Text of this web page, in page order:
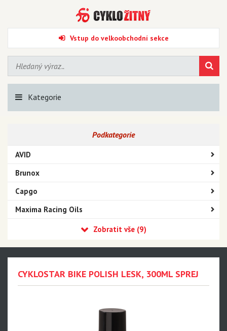
Vstup do velkoobchodní sekce
Kategorie
Podkategorie
AVID
Brunox
Capgo
Maxima Racing Oils
MONTONE
CYKLOSTAR BIKE POLISH LESK, 300ML SPREJ